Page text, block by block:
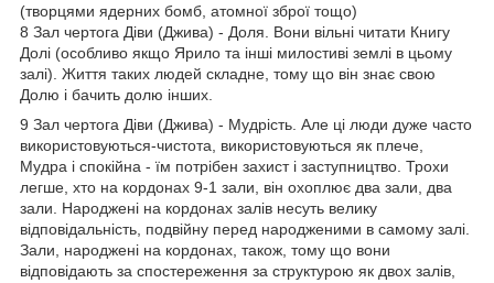
(творцями ядерних бомб, атомної зброї тощо)
8 Зал чертога Діви (Джива) - Доля. Вони вільні читати Книгу
Долі (особливо якщо Ярило та інші милостиві землі в цьому
залі). Життя таких людей складне, тому що він знає свою
Долю і бачить долю інших.
9 Зал чертога Діви (Джива) - Мудрість. Але ці люди дуже часто
використовуються-чистота, використовуються як плече,
Мудра і спокійна - їм потрібен захист і заступництво. Трохи
легше, хто на кордонах 9-1 зали, він охоплює два зали, два
зали. Народжені на кордонах залів несуть велику
відповідальність, подвійну перед народженими в самому залі.
Зали, народжені на кордонах, також, тому що вони
відповідають за спостереження за структурою як двох залів,